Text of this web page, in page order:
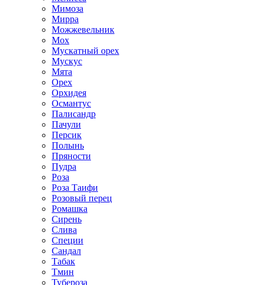
Мимоза
Мирра
Можжевельник
Мох
Мускатный орех
Мускус
Мята
Орех
Орхидея
Османтус
Палисандр
Пачули
Персик
Полынь
Пряности
Пудра
Роза
Роза Таифи
Розовый перец
Ромашка
Сирень
Слива
Специи
Сандал
Табак
Тмин
Тубероза